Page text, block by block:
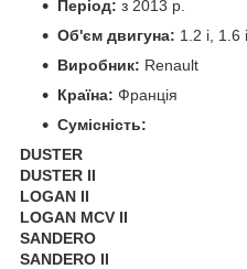
Період: з 2013 р.
Об'єм двигуна: 1.2 i, 1.6
Виробник: Renault
Країна: Франція
Сумісність:
DUSTER
DUSTER II
LOGAN II
LOGAN MCV II
SANDERO
SANDERO II